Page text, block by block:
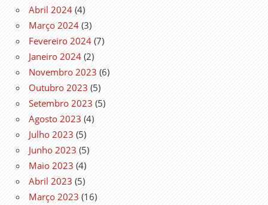
Abril 2024 (4)
Março 2024 (3)
Fevereiro 2024 (7)
Janeiro 2024 (2)
Novembro 2023 (6)
Outubro 2023 (5)
Setembro 2023 (5)
Agosto 2023 (4)
Julho 2023 (5)
Junho 2023 (5)
Maio 2023 (4)
Abril 2023 (5)
Março 2023 (16)